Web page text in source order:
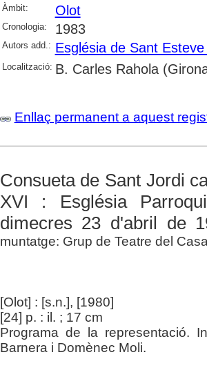
Àmbit: Olot
Cronologia: 1983
Autors add.: Església de Sant
Localització: B. Carles Rahola
Enllaç permanent a aquest
Consueta de Sant Jordi
XVI : Església
dimecres 23 d'abril de
muntatge: Grup de Teatre del
[Olot] : [s.n.], [1980]
[24] p. : il. ; 17 cm
Programa de la representació.
Barnera i Domènec Moli.